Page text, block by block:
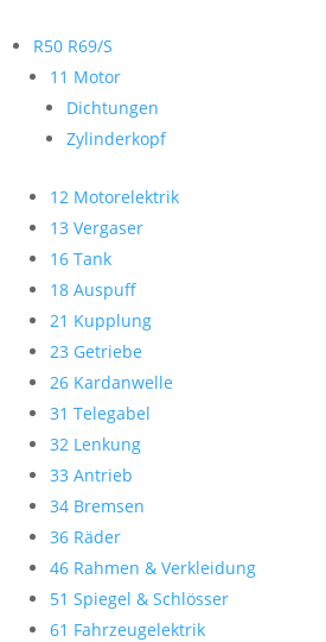
R50 R69/S
11 Motor
Dichtungen
Zylinderkopf
12 Motorelektrik
13 Vergaser
16 Tank
18 Auspuff
21 Kupplung
23 Getriebe
26 Kardanwelle
31 Telegabel
32 Lenkung
33 Antrieb
34 Bremsen
36 Räder
46 Rahmen & Verkleidung
51 Spiegel & Schlösser
61 Fahrzeugelektrik